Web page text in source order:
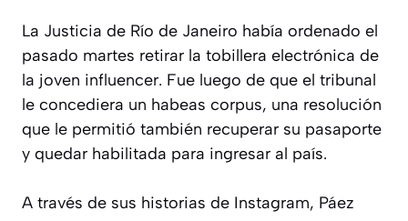
La Justicia de Río de Janeiro había ordenado el
pasado martes retirar la tobillera electrónica de
la joven influencer. Fue luego de que el tribunal
le concediera un habeas corpus, una resolución
que le permitió también recuperar su pasaporte
y quedar habilitada para ingresar al país.
A través de sus historias de Instagram, Páez